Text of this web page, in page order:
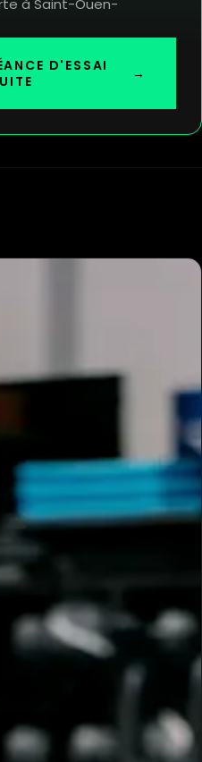
à Saint-Ouen-
D'ESSAI
→